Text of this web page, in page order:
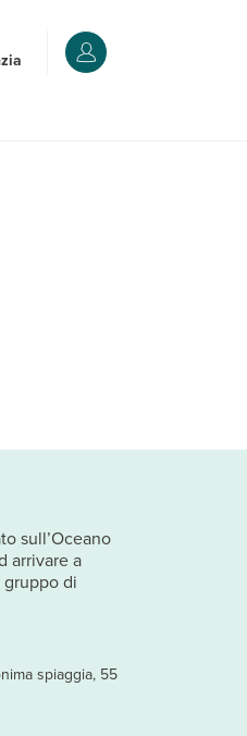
Accedi o registrati
spiaggia, 55
sull’Oceano
arrivare a
di